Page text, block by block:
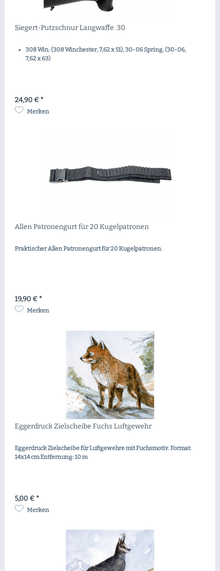
Siegert-Putzschnur Langwaffe .30
308 Win. (308 Winchester, 7,62 x 51), 30-06 Spring. (30-06,
7,62 x 63)
24,90 € *
Merken
Allen Patronengurt für 20 Kugelpatronen
Praktischer Allen Patronengurt für 20 Kugelpatronen.
19,90 € *
Merken
Eggerdruck Zielscheibe Fuchs Luftgewehr
Eggerdruck Zielscheibe für Luftgewehre mit Fuchsmotiv. Format:
14x14 cm Entfernung: 10 m
5,00 € *
Merken